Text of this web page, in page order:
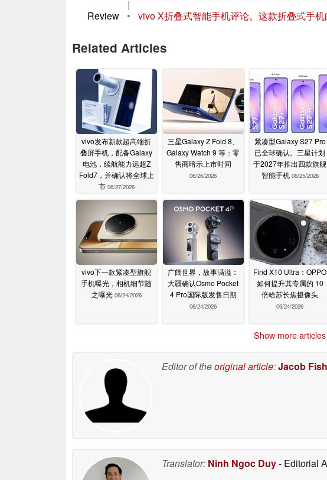
|
Review
• vivo X折叠式智能手机评论。这款折叠式手
Related Articles
vivo发布新款超高端折
叠屏手机，配备Galaxy
电池，续航能力远超Z
Fold7，并确认将全球上
市 06/27/2026
三星Galaxy Z Fold 8、
Galaxy Watch 9 等：零
售商暗示上市时间
06/26/2026
紧凑型Galaxy S27 Pro
已全球确认。三星计划
于2027年推出四款旗舰
智能手机 06/25/2026
vivo下一款紧凑型旗舰
手机曝光，相机细节随
之曝光 06/24/2026
广阔世界，故事满溢：
大疆确认Osmo Pocket
4 Pro国际版发售日期
06/24/2026
Find X10 Ultra：OPPO
如何提升其专属的 10
倍哈苏长焦摄像头
06/24/2026
Show more articles
Editor of theoriginal article:Jacob
Translator: Ninh Ngoc Duy- Editorial